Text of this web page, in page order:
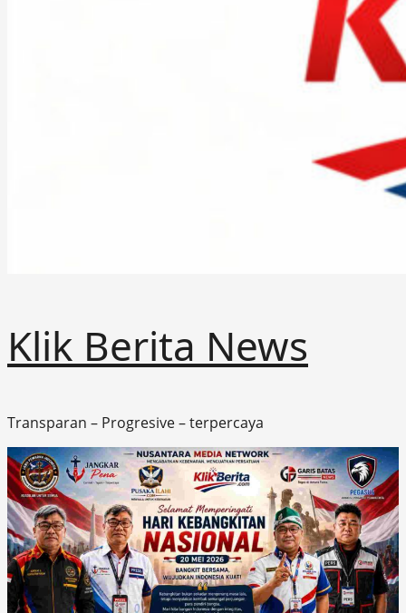
Klik Berita News
Transparan – Progresive – terpercaya